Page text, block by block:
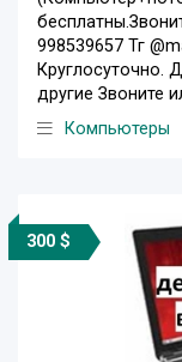
998539657 Тг
Круглосуточно.
другие Звоните
Компьютеры
300 $